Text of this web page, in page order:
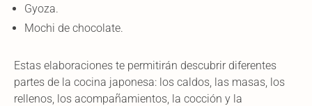
Gyoza.
Mochi de chocolate.
Estas elaboraciones te permitirán descubrir diferentes
partes de la cocina japonesa: los caldos, las masas, los
rellenos, los acompañamientos, la cocción y la